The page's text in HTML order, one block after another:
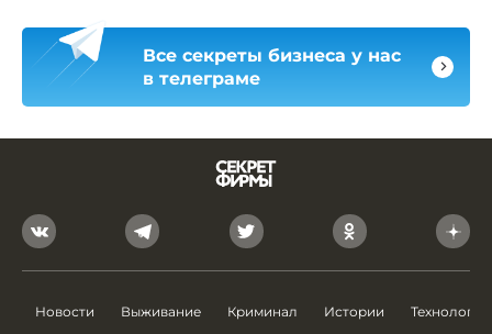
Все секреты бизнеса у нас
в телеграме
Новости Выживание Криминал Истории Технологии